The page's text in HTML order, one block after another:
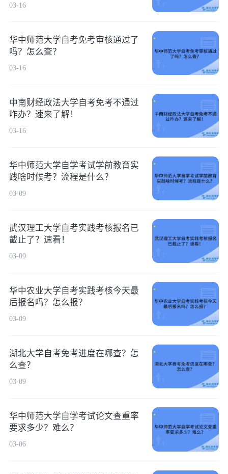
03-16
华中师范大学自考免考审核通过了
吗？怎么查？
03-16
中南财经政法大学自考免考不通过
咋办？速来了解！
03-16
华中师范大学自学考试学前教育实
践啥时候考？流程是什么？
03-09
武汉理工大学自考实践考核报名已
截止了？速看！
03-09
华中农业大学自考实践考核今天最
后报名吗？怎么报？
03-09
湖北大学自考免考进度在哪查？怎
么查？
03-09
华中师范大学自学考试论文查重率
要求多少？难么？
03-06